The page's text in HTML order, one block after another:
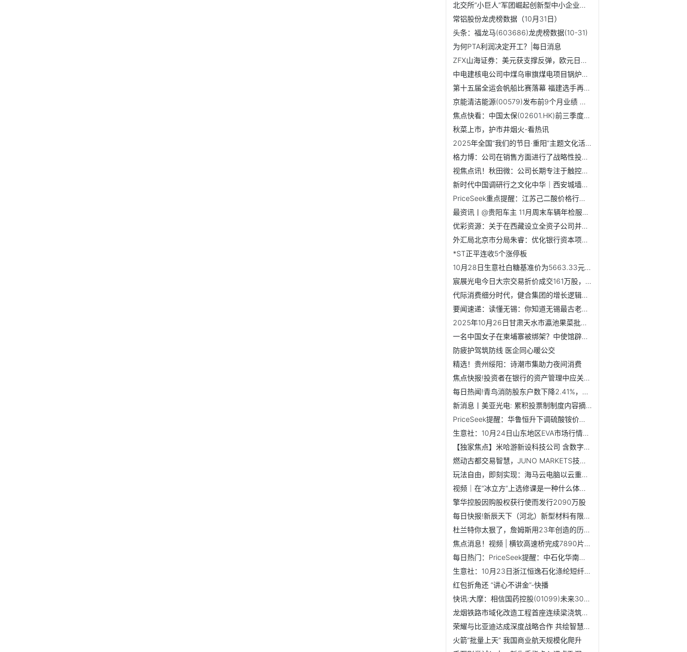
北交所“小巨人”军团崛起创新型中小企业集群效应凸显
常铝股份龙虎榜数据（10月31日）
头条：福龙马(603686)龙虎榜数据(10-31)
为何PTA利润决定开工？|每日消息
ZFX山海证券：美元获支撑反弹，欧元日元升势受限
中电建核电公司中煤乌审旗煤电项目锅炉受热面全面开焊，助力...
第十五届全运会帆船比赛落幕 福建选手再获一银一铜-独家
京能清洁能源(00579)发布前9个月业绩 归母净利润24.25亿元 ...
焦点快看：中国太保(02601.HK)前三季度净利457亿元 同比增长19.3%
秋菜上市，护市井烟火-看热讯
2025年全国“我们的节日·重阳”主题文化活动在河南省驻马店...
格力博：公司在销售方面进行了战略性投入，此类投入的回报周...
视焦点讯！秋田微：公司长期专注于触控显示行业，为客户提供...
新时代中国调研行之文化中华｜西安城墙：当千年城垣遇见数字文明
PriceSeek重点提醒：江苏己二酸价格行情走弱
最资讯丨@贵阳车主 11月周末车辆年检服务时间表请查收
优彩资源：关于在西藏设立全资子公司并完成工商登记的公告 ...
外汇局北京市分局朱睿：优化银行资本项目外汇收入支付便利化...
*ST正平连收5个涨停板
10月28日生意社白糖基准价为5663.33元/吨
宸展光电今日大宗交易折价成交161万股，成交额5288.85万元|焦点资讯
代际消费细分时代，健合集团的增长逻辑更清晰了
要闻速递：读懂无锡：你知道无锡最古老的树木在哪里吗
2025年10月26日甘肃天水市瀛池果菜批发市场价格行情_热文
一名中国女子在柬埔寨被绑架？中使馆辟谣：传言不实
防疲护驾筑防线 医企同心暖公交
精选！贵州绥阳：诗潮市集助力夜间消费
焦点快报!投资者在银行的资产管理中应关注哪些指标？
每日热闻!青鸟消防股东户数下降2.41%，户均持股35.33万元
新消息丨美亚光电: 累积投票制制度内容摘要
PriceSeek提醒：华鲁恒升下调硫酸铵价格_新动态
生意社：10月24日山东地区EVA市场行情弱势整理
【独家焦点】米哈游新设科技公司 含数字文化创意软件开发业务
燃动古都交易智慧，JUNO MARKETS技术峰会西安站圆满收官
玩法自由，即刻实现：海马云电脑以云重构游戏体验边界
视频｜在“冰立方”上选修课是一种什么体验？|动态焦点
擎华控股因购股权获行使而发行2090万股
每日快报!新辰天下（河北）新型材料有限公司成立 注册资本50...
杜兰特你太狠了，詹姆斯用23年创造的历史第一纪录，被你破了_要闻
焦点消息！视频 | 横钦高速桥完成7890片预制梁架设
每日热门：PriceSeek提醒：中石化华南二甲苯价格上调
生意社：10月23日浙江恒逸石化涤纶短纤价格暂稳|聚看点
红包折角还 “讲心不讲金”-快播
快讯:大摩：相信国药控股(01099)未来30天内股价将升 目标价22.5港元
龙烟铁路市域化改造工程首座连续梁浇筑完成，施工迎关键推进节点
荣耀与比亚迪达成深度战略合作 共绘智慧出行"全场景互联"新蓝图
火箭“批量上天” 我国商业航天规模化爬升